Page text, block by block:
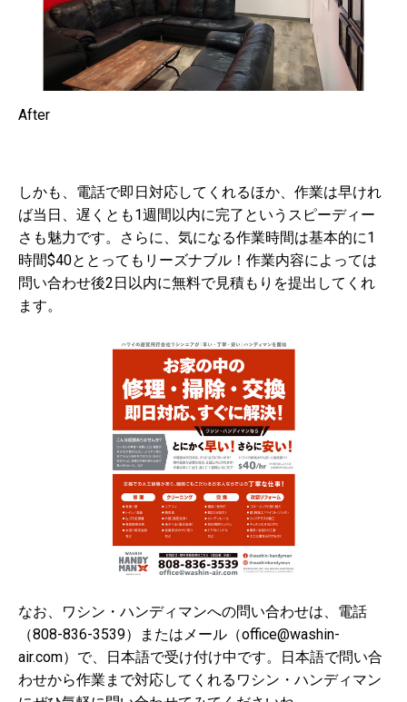
After
しかも、電話で即日対応してくれるほか、作業は早けれ
ば当日、遅くとも1週間以内に完了というスピーディー
さも魅力です。さらに、気になる作業時間は基本的に1
時間$40ととってもリーズナブル！作業内容によっては
問い合わせ後2日以内に無料で見積もりを提出してくれ
ます。
なお、ワシン・ハンディマンへの問い合わせは、電話
（808-836-3539）またはメール（office@washin-
air.com）で、日本語で受け付け中です。日本語で問い合
わせから作業まで対応してくれるワシン・ハンディマン